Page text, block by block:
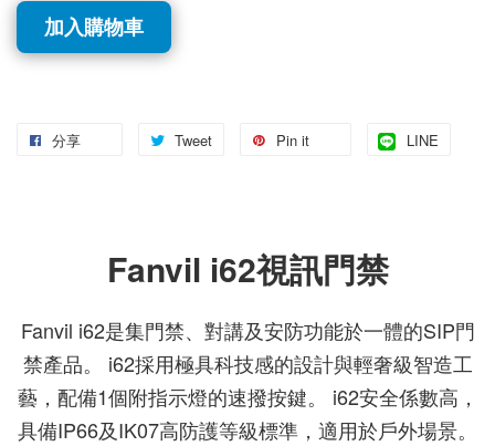
加入購物車
分享 Tweet Pin it LINE
Fanvil i62視訊門禁
Fanvil i62是集門禁、對講及安防功能於一體的SIP門
禁產品。 i62採用極具科技感的設計與輕奢級智造工
藝，配備1個附指示燈的速撥按鍵。 i62安全係數高，
具備IP66及IK07高防護等級標準，適用於戶外場景。